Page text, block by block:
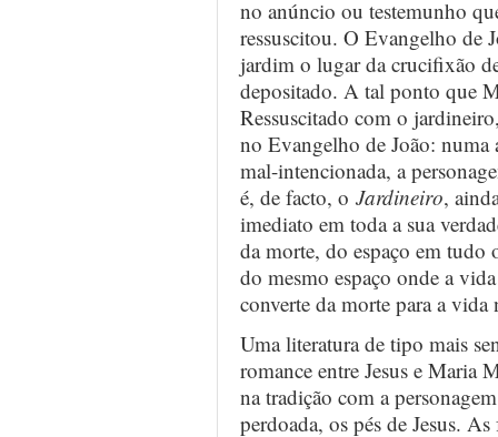
no anúncio ou testemunho
ressuscitou. O Evangelho de
jardim o lugar da crucifixão
depositado. A tal ponto que
Ressuscitado com o
no Evangelho de João: numa
mal-intencionada, a
é, de facto, o Jardineiro,
imediato em toda a sua
da morte, do espaço em tudo
do mesmo espaço onde a
converte da morte para a
Uma literatura de tipo mais
romance entre Jesus e Maria
na tradição com a
perdoada, os pés de Jesus.